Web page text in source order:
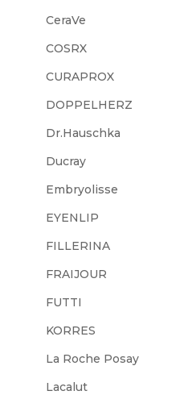
CeraVe
COSRX
CURAPROX
DOPPELHERZ
Dr.Hauschka
Ducray
Embryolisse
EYENLIP
FILLERINA
FRAIJOUR
FUTTI
KORRES
La Roche Posay
Lacalut